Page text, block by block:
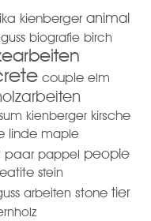
kienberger animal
biografie birch
couple elm
kienberger kirsche
linde maple
paar pappel people
stein
arbeiten stone tier